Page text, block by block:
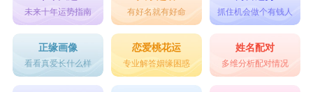
未来十年运势指南 有好名就有好命 抓住机会做个有钱人
正缘画像
看看真爱长什么样
恋爱桃花运
专业解答姻缘困惑
姓名配对
多维分析配对情况